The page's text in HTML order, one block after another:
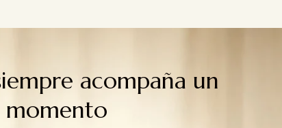
acompaña un
momento